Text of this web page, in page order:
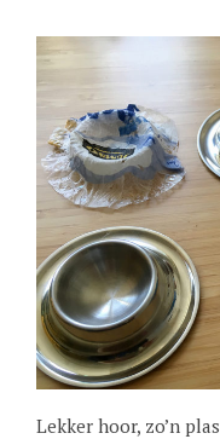
Lekker hoor, zo’n